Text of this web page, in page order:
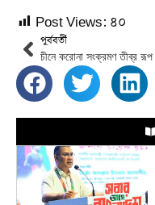
Post Views: ৪০
পূর্ববর্তী